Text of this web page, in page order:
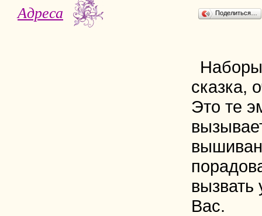
Адреса Поделиться…
сказка,
Это те
вызвать
Вас.